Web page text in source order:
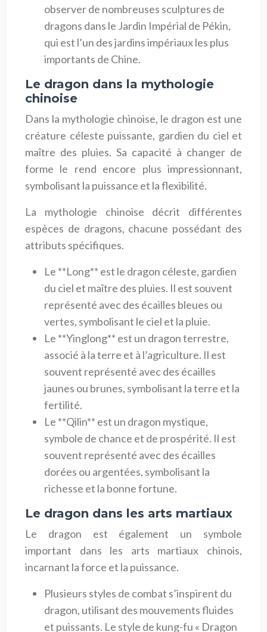
observer de nombreuses sculptures de
dragons dans le Jardin Impérial de Pékin,
qui est l’un des jardins impériaux les plus
importants de Chine.
Le dragon dans la mythologie
chinoise
Dans la mythologie chinoise, le dragon est une
créature céleste puissante, gardien du ciel et
maître des pluies. Sa capacité à changer de
forme le rend encore plus impressionnant,
symbolisant la puissance et la flexibilité.
La mythologie chinoise décrit différentes
espèces de dragons, chacune possédant des
attributs spécifiques.
Le **Long** est le dragon céleste, gardien
du ciel et maître des pluies. Il est souvent
représenté avec des écailles bleues ou
vertes, symbolisant le ciel et la pluie.
Le **Yinglong** est un dragon terrestre,
associé à la terre et à l’agriculture. Il est
souvent représenté avec des écailles
jaunes ou brunes, symbolisant la terre et la
fertilité.
Le **Qilin** est un dragon mystique,
symbole de chance et de prospérité. Il est
souvent représenté avec des écailles
dorées ou argentées, symbolisant la
richesse et la bonne fortune.
Le dragon dans les arts martiaux
Le dragon est également un symbole
important dans les arts martiaux chinois,
incarnant la force et la puissance.
Plusieurs styles de combat s’inspirent du
dragon, utilisant des mouvements fluides
et puissants. Le style de kung-fu « Dragon